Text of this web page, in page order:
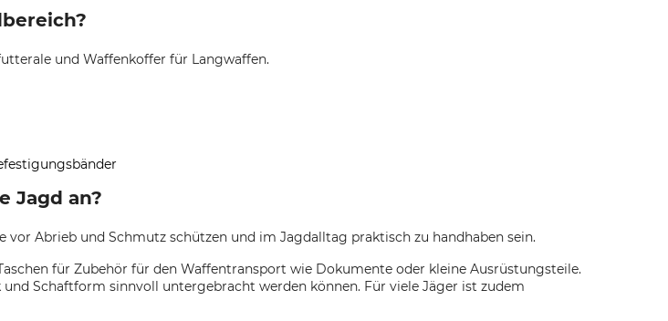
und Waffenkoffer für Langwaffen.
Jagd an?
Abrieb und Schmutz schützen und im Jagdalltag praktisch zu handhaben sein.
für Zubehör für den Waffentransport wie Dokumente oder kleine Ausrüstungsteile.
Schaftform sinnvoll untergebracht werden können. Für viele Jäger ist zudem